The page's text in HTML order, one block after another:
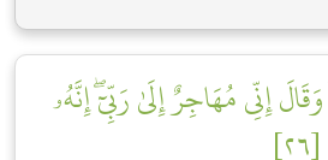
إِنِّي مُهَاجِرٌ إِلَىٰ رَبِّيٓۖ إِنَّهُۥ